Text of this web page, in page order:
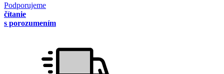
Podporujeme
čítanie
s porozumením